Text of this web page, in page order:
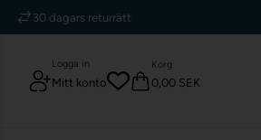
30 dagars returrätt
Logga in
Mitt konto
Korg
0,00 SEK